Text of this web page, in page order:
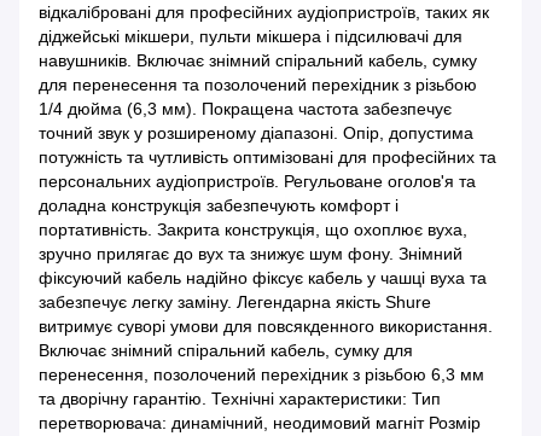
відкалібровані для професійних аудіопристроїв, таких як
діджейські мікшери, пульти мікшера і підсилювачі для
навушників. Включає знімний спіральний кабель, сумку
для перенесення та позолочений перехідник з різьбою
1/4 дюйма (6,3 мм). Покращена частота забезпечує
точний звук у розширеному діапазоні. Опір, допустима
потужність та чутливість оптимізовані для професійних та
персональних аудіопристроїв. Регульоване оголов'я та
доладна конструкція забезпечують комфорт і
портативність. Закрита конструкція, що охоплює вуха,
зручно прилягає до вух та знижує шум фону. Знімний
фіксуючий кабель надійно фіксує кабель у чашці вуха та
забезпечує легку заміну. Легендарна якість Shure
витримує суворі умови для повсякденного використання.
Включає знімний спіральний кабель, сумку для
перенесення, позолочений перехідник з різьбою 6,3 мм
та дворічну гарантію. Технічнi характеристики: Тип
перетворювача: динамічний, неодимовий магніт Розмір